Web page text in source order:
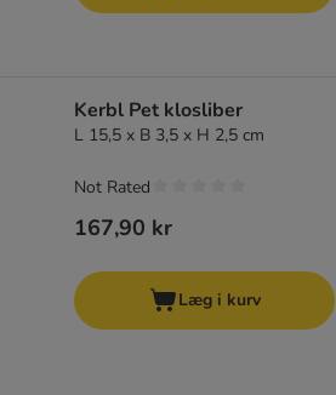
Kerbl Pet klosliber
L 15,5 x B 3,5 x H 2,5 cm
167,90 kr
Not Rated
Læg i kurv